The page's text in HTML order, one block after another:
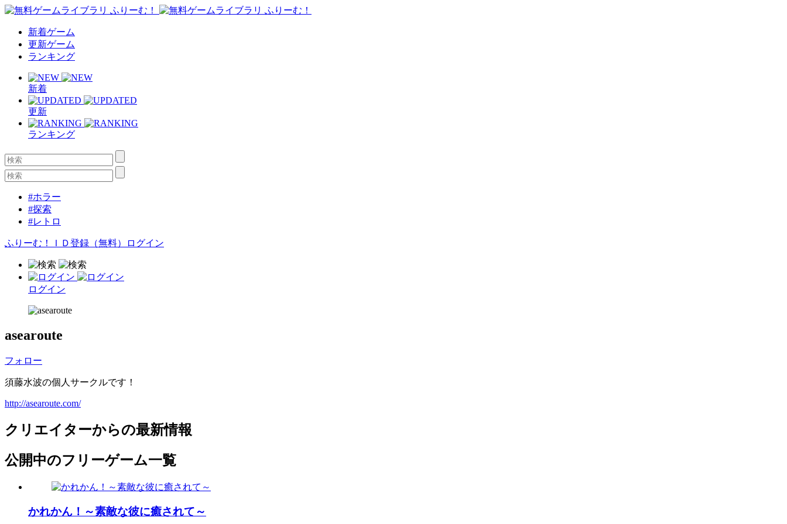
新着ゲーム
更新ゲーム
ランキング
新着
更新
ランキング
#ホラー
#探索
#レトロ
ふりーむ！ＩＤ登録（無料） ログイン
ログイン
asearoute
フォロー
須藤水波の個人サークルです！
http://asearoute.com/
クリエイターからの最新情報
公開中のフリーゲーム一覧
かれかん！～素敵な彼に癒されて～